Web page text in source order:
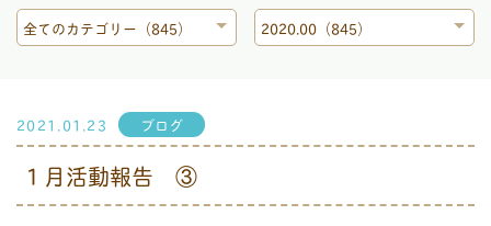
全てのカテゴリー（845） 2020.00（845）
2021.01.23 ブログ
１月活動報告 ③